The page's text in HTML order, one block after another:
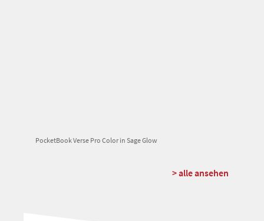
PocketBook Verse Pro Color in Sage Glow
> alle ansehen